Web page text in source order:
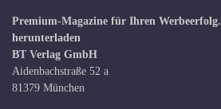
Premium-Magazine für Ihren Werbeerfolg.
herunterladen
BT Verlag GmbH
Aidenbachstraße 52 a
81379 München